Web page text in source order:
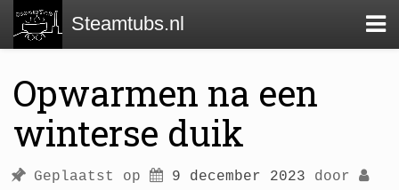
Steamtubs.nl
Opwarmen na een
winterse duik
Geplaatst op 9 december 2023 door